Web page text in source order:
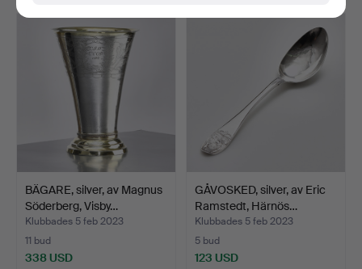
Utvalt
föremål
BÄGARE, silver, av Magnus
Söderberg, Visby…
Klubbades 5 feb 2023
11 bud
338 USD
GÅVOSKED, silver, av Eric
Ramstedt, Härnös…
Klubbades 5 feb 2023
5 bud
123 USD